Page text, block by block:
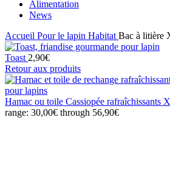
Alimentation
News
Accueil Pour le lapin Habitat Bac à litière
Toast 2,90€
Retour aux produits
Hamac ou toile Cassiopée rafraîchissants
range: 30,00€ through 56,90€